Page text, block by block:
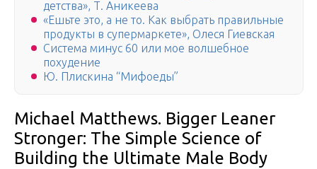
детства», Т. Аникеева
«Ешьте это, а не то. Как выбрать правильные
продукты в супермаркете», Олеся Гиевская
Система минус 60 или мое волшебное
похудение
Ю. Плискина “Мифоеды”
Michael Matthews. Bigger Leaner
Stronger: The Simple Science of
Building the Ultimate Male Body